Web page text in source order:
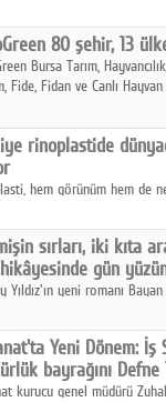
80 şehir, 13
Bursa Tarım,
Fide, Fidan ve Canlı
rinoplastide
hem görünüm hem de
sırları, iki kıta
gün
Yıldız'ın yeni romanı
bir aile hikâyesi anlatıyor.
Yeni Dönem: İş
bayrağını Defne
kurucu genel müdürü